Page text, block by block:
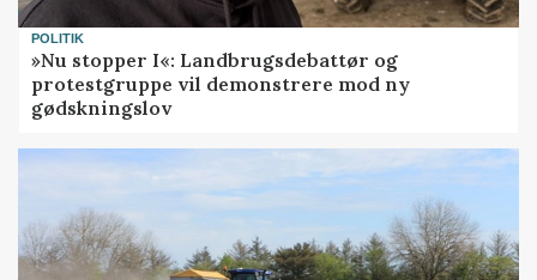
POLITIK
»Nu stopper I«: Landbrugsdebattør og
protestgruppe vil demonstrere mod ny
gødskningslov